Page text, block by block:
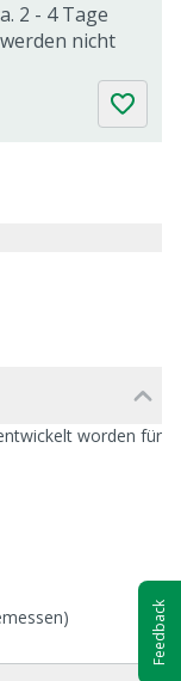
2 - 4 Tage
nicht
worden für
Feedback